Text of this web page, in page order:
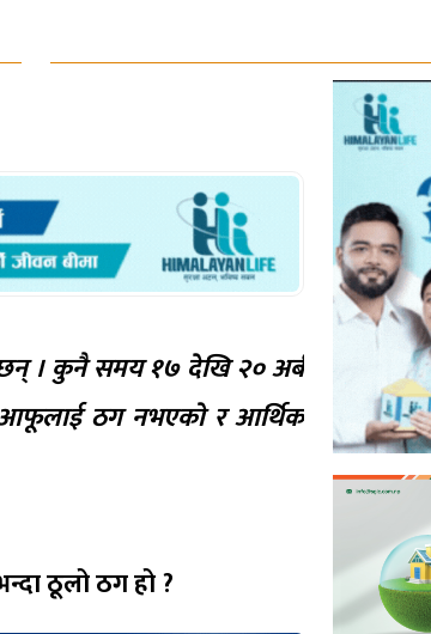
। कुनै समय १७ देखि २० अर्ब
आफूलाई ठग नभएको र आर्थिक
ठूलो ठग हो ?